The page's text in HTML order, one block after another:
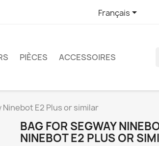
Français
PIÈCES ACCESSOIRES
Ninebot E2 Plus or similar
BAG FOR SEGWAY
NINEBOT E2 PLUS OR